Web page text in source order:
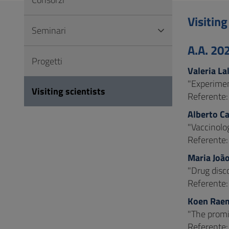
Footer
A.A.
Valeria
Referente:
Alberto
Referente:
Maria
"Drug
Referente:
Koen
"The
Seminari
Progetti
Visiting scientists